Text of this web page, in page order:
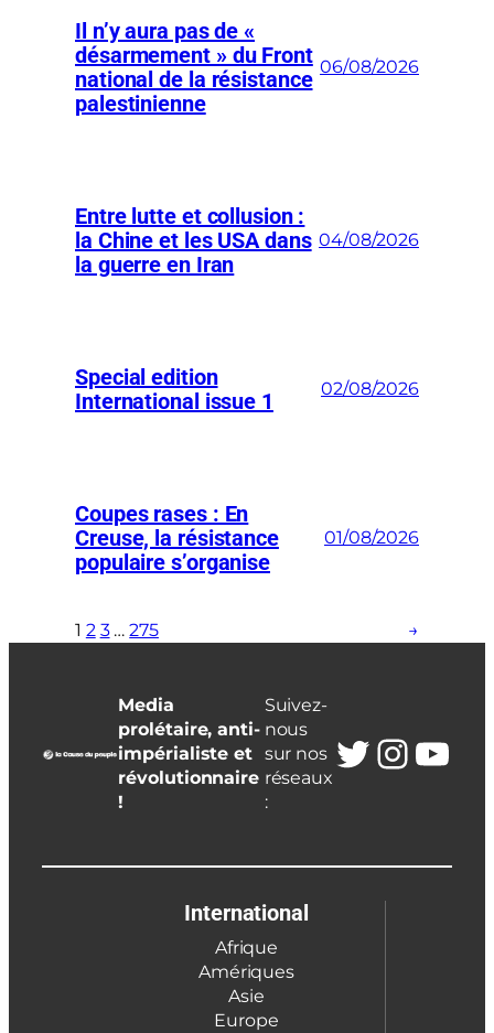
Il n’y aura pas de «
désarmement » du Front
national de la résistance
palestinienne
06/08/2026
Entre lutte et collusion :
la Chine et les USA dans
la guerre en Iran
04/08/2026
Special edition
International issue 1
02/08/2026
Coupes rases : En
Creuse, la résistance
populaire s’organise
01/08/2026
1 2 3 … 275 →
Media
prolétaire, anti-
impérialiste et
révolutionnaire
!
Suivez-
nous
sur nos
réseaux
:
Twitter
International
Afrique
Amériques
Asie
Europe